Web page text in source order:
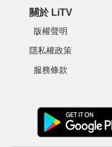
關於 LiTV
版權聲明
隱私權政策
服務條款